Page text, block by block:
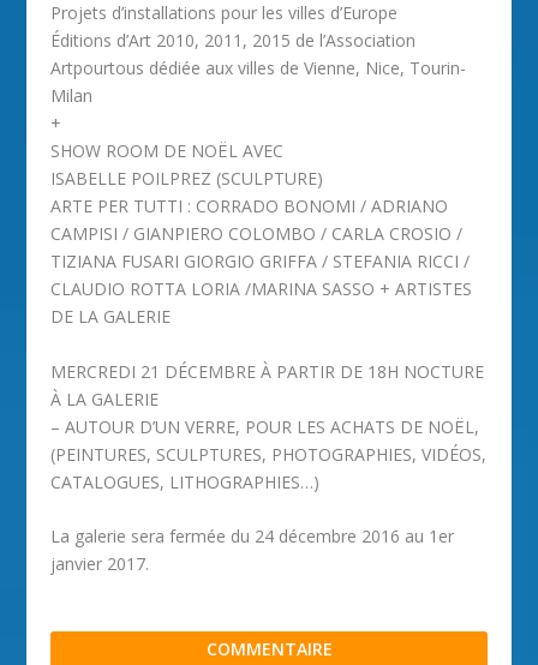
Projets d’installations pour les villes d’Europe
Éditions d’Art 2010, 2011, 2015 de l’Association
Artpourtous dédiée aux villes de Vienne, Nice, Tourin-
Milan
+
SHOW ROOM DE NOËL AVEC
ISABELLE POILPREZ (SCULPTURE)
ARTE PER TUTTI : CORRADO BONOMI / ADRIANO
CAMPISI / GIANPIERO COLOMBO / CARLA CROSIO /
TIZIANA FUSARI GIORGIO GRIFFA / STEFANIA RICCI /
CLAUDIO ROTTA LORIA /MARINA SASSO + ARTISTES
DE LA GALERIE
MERCREDI 21 DÉCEMBRE À PARTIR DE 18H NOCTURE
À LA GALERIE
– AUTOUR D’UN VERRE, POUR LES ACHATS DE NOËL,
(PEINTURES, SCULPTURES, PHOTOGRAPHIES, VIDÉOS,
CATALOGUES, LITHOGRAPHIES…)
La galerie sera fermée du 24 décembre 2016 au 1er
janvier 2017.
COMMENTAIRE